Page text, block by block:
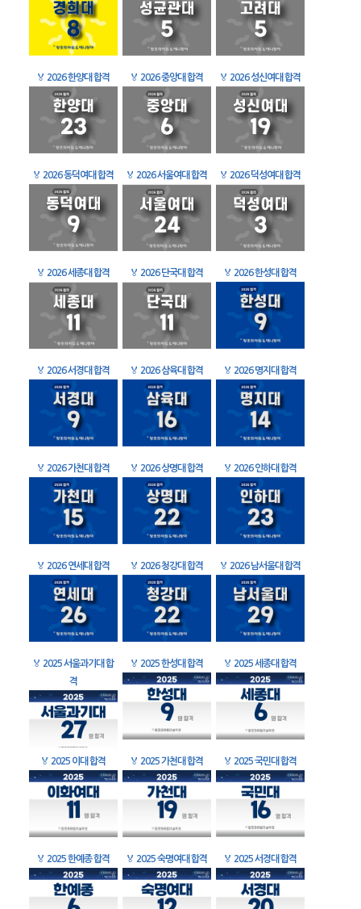
🏅 2026 한양대 합격 🏅 2026 중앙대 합격 🏅 2026 성신여대 합격
🏅 2026 동덕여대 합격 🏅 2026 서울여대 합격 🏅 2026 덕성여대 합격
🏅 2026 세종대 합격 🏅 2026 단국대 합격 🏅 2026 한성대 합격
🏅 2026 서경대 합격 🏅 2026 삼육대 합격 🏅 2026 명지대 합격
🏅 2026 가천대 합격 🏅 2026 상명대 합격 🏅 2026 인하대 합격
🏅 2026 연세대 합격 🏅 2026 청강대 합격 🏅 2026 남서울대 합격
🏅 2025 서울과기대 합
격
🏅 2025 한성대 합격 🏅 2025 세종대 합격
🏅 2025 이대 합격 🏅 2025 가천대 합격 🏅 2025 국민대 합격
🏅 2025 한예종 합격 🏅 2025 숙명여대 합격 🏅 2025 서경대 합격